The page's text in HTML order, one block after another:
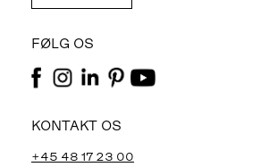
FØLG OS
KONTAKT OS
+45 48 17 23 00